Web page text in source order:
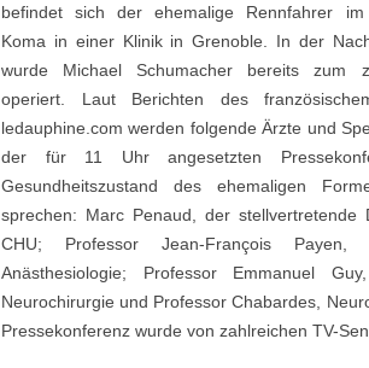
befindet sich der ehemalige Rennfahrer im
Koma in einer Klinik in Grenoble. In der
wurde Michael Schumacher bereits zum
operiert. Laut Berichten des
ledauphine.com werden folgende Ärzte und
der für 11 Uhr angesetzten
Gesundheitszustand des ehemaligen
sprechen: Marc Penaud, der stellvertretende
CHU; Professor Jean-François
Anästhesiologie; Professor Emmanuel
Neurochirurgie und Professor Chabardes,
Pressekonferenz wurde von zahlreichen TV-